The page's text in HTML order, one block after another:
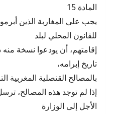
المادة 15
يجب على المغاربة الذين
للقانون المحلي لبلد
إقامتهم، أن يودعوا نسخة
تاريخ إبرامه،
بالمصالح القنصلية المغربية
إذا لم توجد هذه المصالح،
الأجل إلى الوزارة